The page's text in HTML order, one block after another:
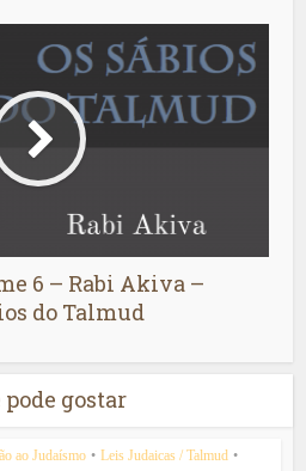
6 – Rabi Akiva –
do Talmud
pode gostar
ao Judaísmo • Leis Judaicas / Talmud •